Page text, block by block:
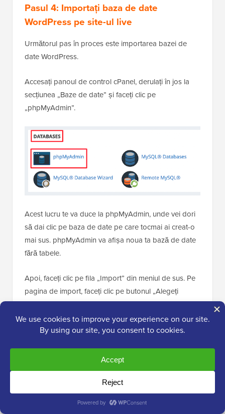
Pasul 4: Importați baza de date
WordPress pe site-ul live
Următorul pas în proces este importarea bazei de
date WordPress.
Accesați panoul de control cPanel, derulați în jos la
secțiunea „Baze de date” și faceți clic pe
„phpMyAdmin”.
Acest lucru te va duce la phpMyAdmin, unde vei dori
să dai clic pe baza de date pe care tocmai ai creat-o
mai sus. phpMyAdmin va afișa noua ta bază de date
fără tabele.
Apoi, faceți clic pe fila „Import” din meniul de sus. Pe
pagina de import, faceți clic pe butonul „Alegeți
fișierul” și apoi selectați fișierul bazei de date de pe
site-ul local pe care l-ați salvat în primul pas.